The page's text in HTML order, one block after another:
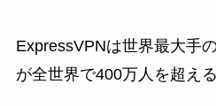
ExpressVPNは世界最大手
が全世界で400万人を超え